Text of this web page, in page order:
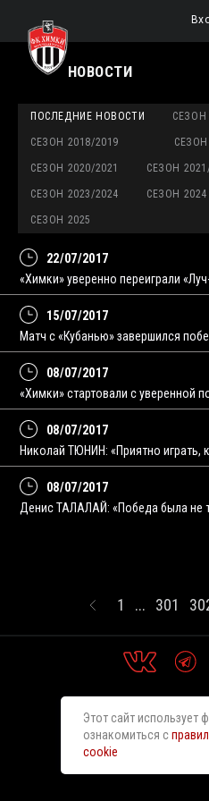
НОВОСТИ
ПОСЛЕДНИЕ НОВОСТИ СЕЗОН
СЕЗОН 2018/2019 СЕЗОН
СЕЗОН 2020/2021 СЕЗОН
СЕЗОН 2023/2024 СЕЗОН 2024
СЕЗОН 2025
22/07/2017
«Химки» уверенно переиграли
15/07/2017
Матч с «Кубанью» завершился
08/07/2017
«Химки» стартовали с уверенной
08/07/2017
Николай ТЮНИН: «Приятно играть,
08/07/2017
Денис ТАЛАЛАЙ: «Победа была не
1 ... 301
Этот сайт
ознакомиться с
cookie